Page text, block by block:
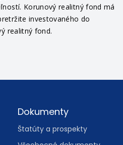
Korunový realitný fond má
investovaného do
realitný fond.
Dokumenty
Štatúty a prospekty